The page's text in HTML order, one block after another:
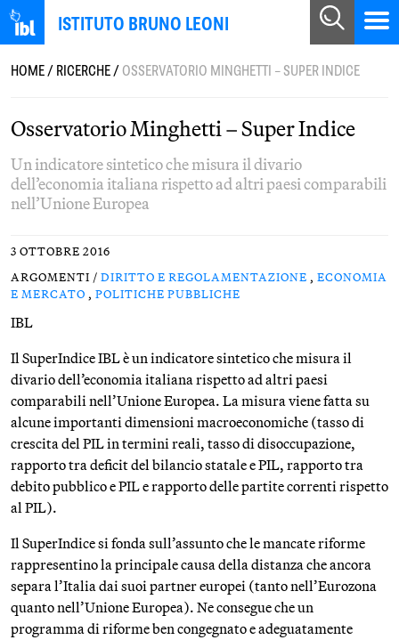
ISTITUTO BRUNO LEONI
HOME/RICERCHE/OSSERVATORIO MINGHETTI – SUPER INDICE
Osservatorio Minghetti – Super Indice
Un indicatore sintetico che misura il divario
dell’economia italiana rispetto ad altri paesi comparabili
nell’Unione Europea
3 OTTOBRE 2016
ARGOMENTI / DIRITTO E REGOLAMENTAZIONE , ECONOMIA
E MERCATO , POLITICHE PUBBLICHE
IBL
Il SuperIndice IBL è un indicatore sintetico che misura il
divario dell’economia italiana rispetto ad altri paesi
comparabili nell’Unione Europea. La misura viene fatta su
alcune importanti dimensioni macroeconomiche (tasso di
crescita del PIL in termini reali, tasso di disoccupazione,
rapporto tra deficit del bilancio statale e PIL, rapporto tra
debito pubblico e PIL e rapporto delle partite correnti rispetto
al PIL).
Il SuperIndice si fonda sull’assunto che le mancate riforme
rappresentino la principale causa della distanza che ancora
separa l’Italia dai suoi partner europei (tanto nell’Eurozona
quanto nell’Unione Europea). Ne consegue che un
programma di riforme ben congegnato e adeguatamente